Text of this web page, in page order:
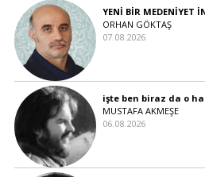
YENİ BİR MEDENİYET
ORHAN GÖKTAŞ
07.08.2026
işte ben biraz da o
MUSTAFA AKMEŞE
06.08.2026